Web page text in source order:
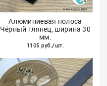
Алюминиевая полоса
Чёрный глянец, ширина 30
мм.
1105 руб./шт.